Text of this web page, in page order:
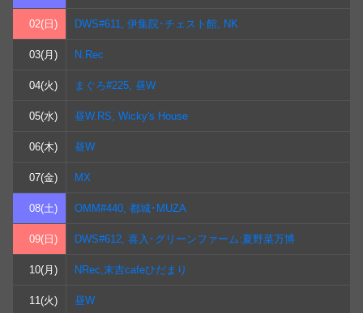
02(日) DWS#611, 伊集院･チェスト館, NK
03(月) N.Rec
04(火) まぐろ#225, 昼W
05(水) 昼W.RS, Wicky's House
06(木) 昼W
07(金) MX
08(土) OMM#440, 都城･MUZA
09(日) DWS#612, 喜入･グリーンファーム:夏野菜万博
10(月) NRec,末吉cafeひだまり
11(火) 昼W